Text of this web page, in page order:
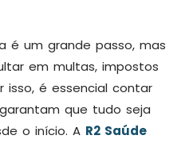
é um grande passo, mas
em multas, impostos
isso, é essencial contar
que tudo seja
o início. A R2 Saúde